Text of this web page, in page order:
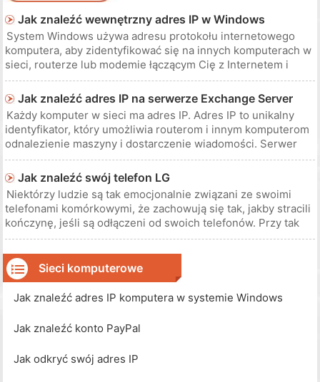
Jak znaleźć wewnętrzny adres IP w Windows
System Windows używa adresu protokołu internetowego
komputera, aby zidentyfikować się na innych komputerach w
sieci, routerze lub modemie łączącym Cię z Internetem i
innymi zasobami sieciowymi, takimi jak podłączona pamięć
masowa lub udostępnione drukarki. Funkcje udostępniania
sieci lokalnej mogą c
Jak znaleźć adres IP na serwerze Exchange Server
Każdy komputer w sieci ma adres IP. Adres IP to unikalny
identyfikator, który umożliwia routerom i innym komputerom
odnalezienie maszyny i dostarczenie wiadomości. Serwer
Exchange to produkt firmy Microsoft, który obsługuje
komunikację e-mail. Skonfigurujesz swojego klienta
pocztowego tak, aby wskaz
Jak znaleźć swój telefon LG
Niektórzy ludzie są tak emocjonalnie związani ze swoimi
telefonami komórkowymi, że zachowują się tak, jakby stracili
kończynę, jeśli są odłączeni od swoich telefonów. Przy tak
dużej ilości informacji przechowywanych na urządzeniach
mobilnych, od numerów kontaktowych do e-maili i plików
multimedialny
Sieci komputerowe
Jak znaleźć adres IP komputera w systemie Windows
Jak znaleźć konto PayPal
Jak odkryć swój adres IP